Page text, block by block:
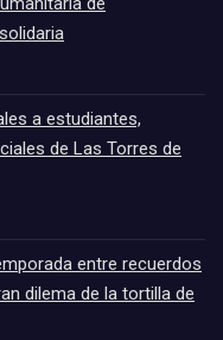
a estudiantes,
de Las Torres de
entre recuerdos
dilema de la tortilla de